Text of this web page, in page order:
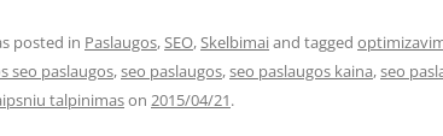
posted in Paslaugos,SEO,Skelbimaiand tagged
seo paslaugos,seo paslaugos,seo paslaugos kaina,seo
talpinimason 2015/04/21.